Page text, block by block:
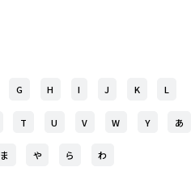
G H I J K L
T U V W Y あ
ま や ら わ